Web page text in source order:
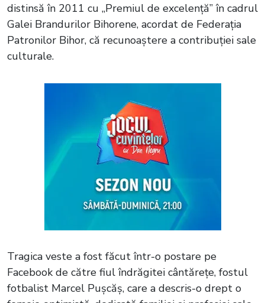
distinsă în 2011 cu „Premiul de excelență” în cadrul
Galei Brandurilor Bihorene, acordat de Federația
Patronilor Bihor, că recunoaștere a contribuției sale
culturale.
Tragica veste a fost făcut într-o postare pe
Facebook de către fiul îndrăgitei cântărețe, fostul
fotbalist Marcel Pușcăș, care a descris-o drept o